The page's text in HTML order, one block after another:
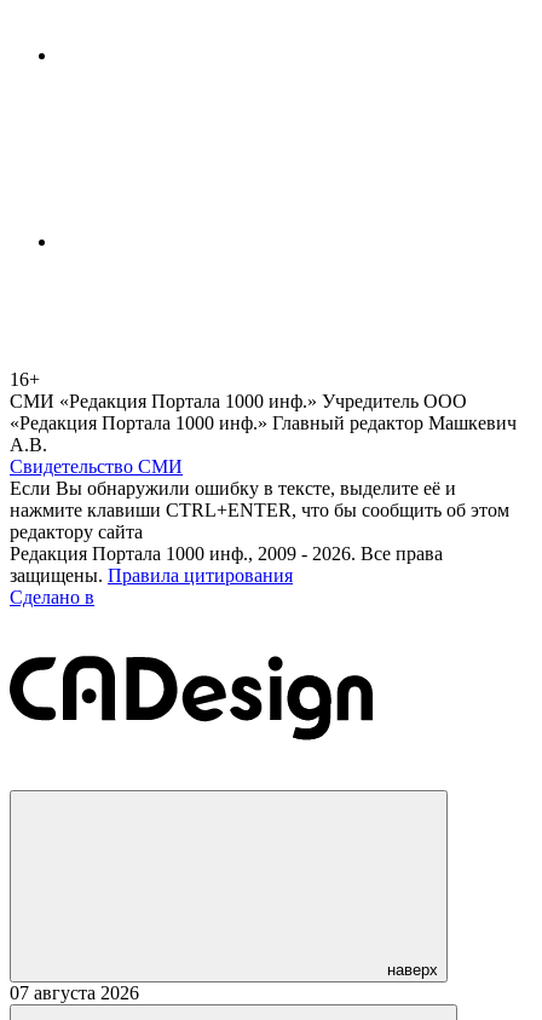
16+
СМИ «Редакция Портала 1000 инф.» Учредитель ООО
«Редакция Портала 1000 инф.» Главный редактор Машкевич
А.В.
Свидетельство СМИ
Если Вы обнаружили ошибку в тексте, выделите её и
нажмите клавиши CTRL+ENTER, что бы сообщить об этом
редактору сайта
Редакция Портала 1000 инф., 2009 - 2026. Все права
защищены. Правила цитирования
Сделано в
наверх
07 августа 2026